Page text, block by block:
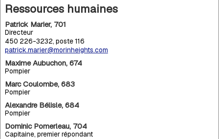
Ressources humaines
Patrick Marier, 701
Directeur
450 226-3232, poste 116
patrick.marier@morinheights.com
Maxime Aubuchon, 674
Pompier
Marc Coulombe, 683
Pompier
Alexandre Bélisle, 684
Pompier
Dominic Pomerleau, 704
Capitaine, premier répondant